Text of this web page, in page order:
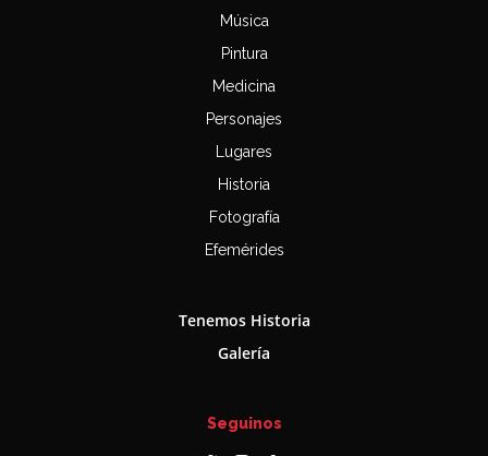
Música
Pintura
Medicina
Personajes
Lugares
Historia
Fotografía
Efemérides
Tenemos Historia
Galería
Seguinos